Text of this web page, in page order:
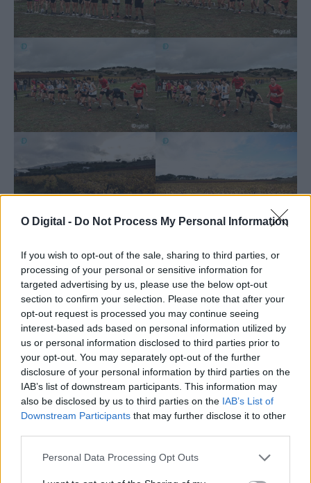
O Digital - Do Not Process My Personal Information
If you wish to opt-out of the sale, sharing to third parties, or
processing of your personal or sensitive information for
targeted advertising by us, please use the below opt-out
section to confirm your selection. Please note that after your
opt-out request is processed you may continue seeing
interest-based ads based on personal information utilized by
us or personal information disclosed to third parties prior to
your opt-out. You may separately opt-out of the further
disclosure of your personal information by third parties on the
IAB’s list of downstream participants. This information may
also be disclosed by us to third parties on the IAB’s List of
Downstream Participants that may further disclose it to other
Personal Data Processing Opt Outs